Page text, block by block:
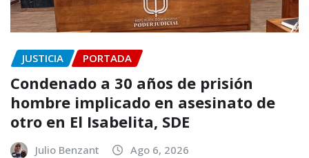
JUSTICIA PORTADA
Condenado a 30 años de prisión
hombre implicado en asesinato de
otro en El Isabelita, SDE
Julio Benzant Ago 6, 2026